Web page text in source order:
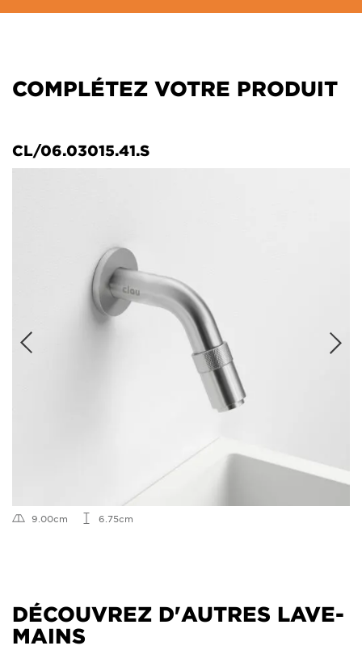
COMPLÉTEZ VOTRE PRODUIT
CL/06.03015.41.S
9.00cm 6.75cm
DÉCOUVREZ D'AUTRES LAVE-
MAINS